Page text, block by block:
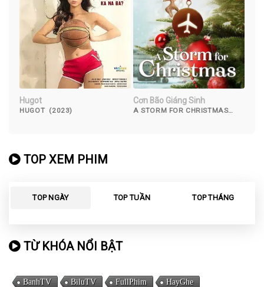
Hugot
HUGOT (2023)
Cơn Bão Giáng Sinh
A STORM FOR CHRISTMAS
TOP XEM PHIM
TOP NGÀY TOP TUẦN TOP THÁNG
TỪ KHÓA NỔI BẬT
BanhTV BiluTV FullPhim HayGhe